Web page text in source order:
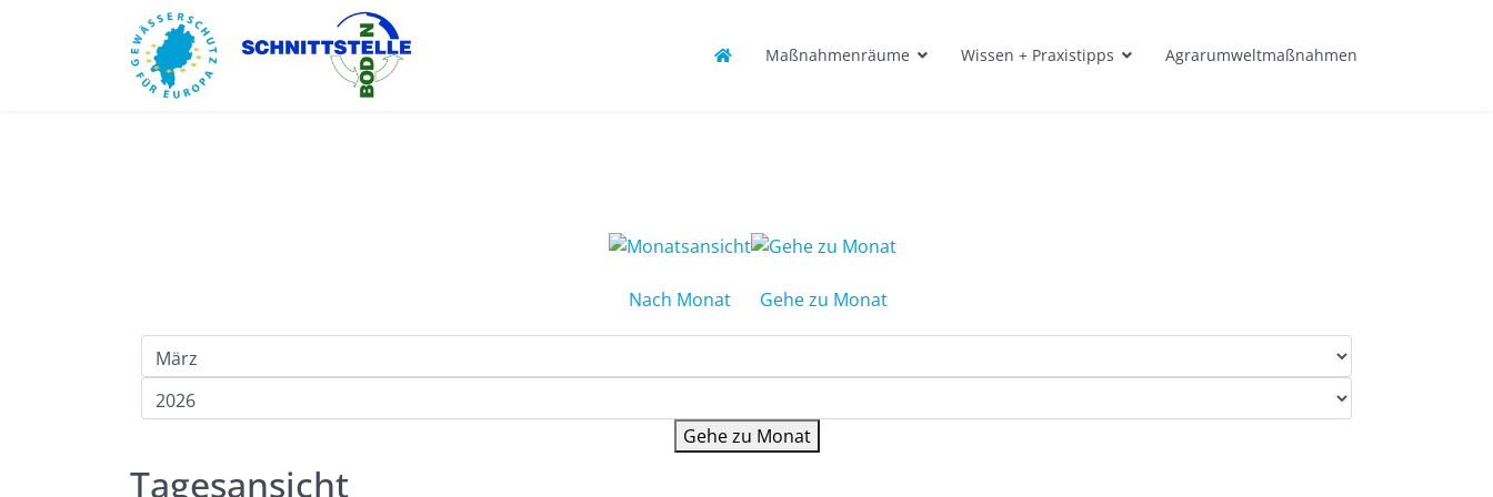
Maßnahmenräume Wissen + Praxistipps Agrarumweltmaßnahmen
Nach Monat Gehe zu Monat
Gehe zu Monat
Tagesansicht